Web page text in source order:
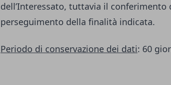
dell’Interessato, tuttavia il conferimento
perseguimento della finalità indicata.
Periodo di conservazione dei dati: 60